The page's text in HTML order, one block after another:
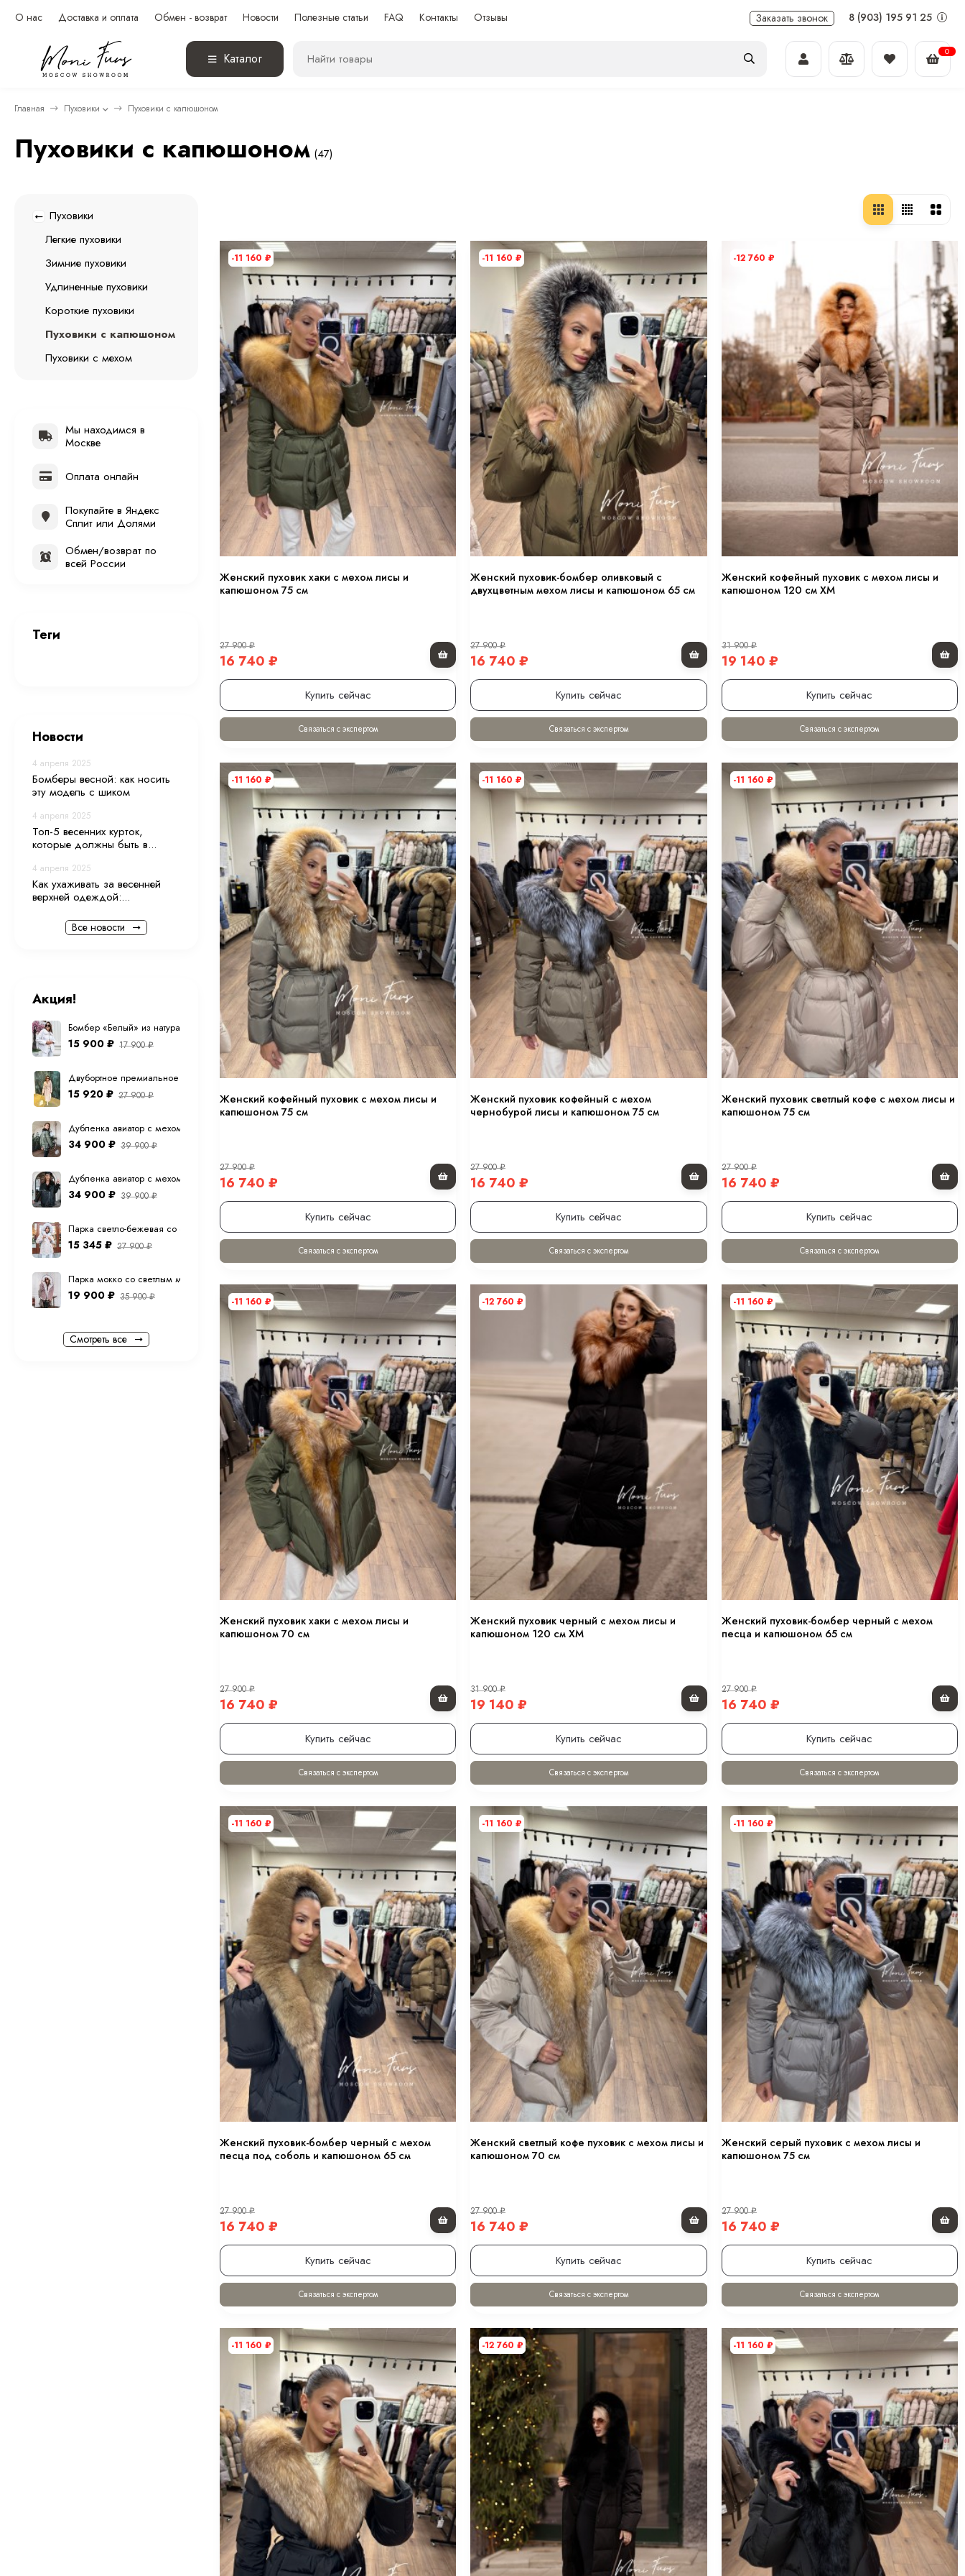
О нас Доставка и оплата Обмен - возврат Новости Полезные статьи FAQ Контакты Отзывы Заказать звонок 8 (903) 195 91 25
Каталог 0
Главная Пуховики Пуховики с капюшоном
Пуховики с капюшоном (47)
-11 160 ₽
Женский пуховик хаки с мехом лисы и
капюшоном 75 см
27 900₽
16 740 ₽
Купить сейчас
Связаться с экспертом
-11 160₽
Женский пуховик-бомбер оливковый с
двухцветным мехом лисы и капюшоном 65 см
27 900₽
16 740₽
Купить сейчас
Связаться с экспертом
-12 760 ₽
Женский кофейный пуховик с мехом лисы и
капюшоном 120 см XM
31 900₽
19 140 ₽
Купить сейчас
Связаться с экспертом
-11 160 ₽
Женский кофейный пуховик с мехом лисы и
капюшоном 75 см
27 900₽
16 740 ₽
Купить сейчас
Связаться с экспертом
-11 160₽
Женский пуховик кофейный с мехом
чернобурой лисы и капюшоном 75 см
27 900₽
16 740₽
Купить сейчас
Связаться с экспертом
-11 160 ₽
Женский пуховик светлый кофе с мехом лисы и
капюшоном 75 см
27 900₽
16 740 ₽
Купить сейчас
Связаться с экспертом
-11 160 ₽
Женский пуховик хаки с мехом лисы и
капюшоном 70 см
27 900₽
16 740 ₽
Купить сейчас
Связаться с экспертом
-12 760₽
Женский пуховик черный с мехом лисы и
капюшоном 120 см XM
31 900₽
19 140₽
Купить сейчас
Связаться с экспертом
-11 160 ₽
Женский пуховик-бомбер черный с мехом
песца и капюшоном 65 см
27 900₽
16 740 ₽
Купить сейчас
Связаться с экспертом
-11 160 ₽
Женский пуховик-бомбер черный с мехом
песца под соболь и капюшоном 65 см
27 900₽
16 740 ₽
Купить сейчас
Связаться с экспертом
-11 160₽
Женский светлый кофе пуховик с мехом лисы и
капюшоном 70 см
27 900₽
16 740₽
Купить сейчас
Связаться с экспертом
-11 160 ₽
Женский серый пуховик с мехом лисы и
капюшоном 75 см
27 900₽
16 740 ₽
Купить сейчас
Связаться с экспертом
-11 160 ₽ -12 760₽ -11 160 ₽
Пуховики
Легкие пуховики
Зимние пуховики
Удлиненные пуховики
Короткие пуховики
Пуховики с капюшоном
Пуховики с мехом
Мы находимся в
Москве
Оплата онлайн
Покупайте в Яндекс
Сплит или Долями
Обмен/возврат по
всей России
Теги
Новости
4 апреля 2025
Бомберы весной: как носить
эту модель с шиком
4 апреля 2025
Топ-5 весенних курток,
которые должны быть в...
4 апреля 2025
Как ухаживать за весенней
верхней одеждой:...
Все новости
Акция!
Бомбер «Белый» из натуральной овечьей шерсти
15 900 ₽ 17 900₽
Двубортное премиальное (шерсть ламы) пальто "экрю" 120 см.
15 920 ₽ 27 900₽
Дубленка авиатор с мехом тоскана из натуральной овчины в оттенке “хакки” 80 см.
34 900 ₽ 39 900₽
Дубленка авиатор с мехом тоскана из натуральной овчины в оттенке “черный” 80 см.
34 900 ₽ 39 900₽
Парка светло-бежевая со светлым мехом песца с капюшоном 70 см.
15 345 ₽ 27 900₽
Парка мокко со светлым мехом песца с капюшоном 70 см.
19 900 ₽ 35 900₽
Смотреть все